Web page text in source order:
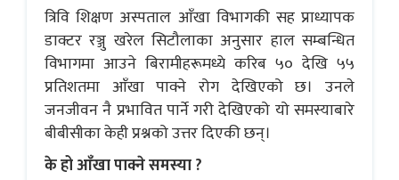
त्रिवि शिक्षण अस्पताल आँखा विभागकी सह प्राध्यापक
डाक्टर रञ्जु खरेल सिटौलाका अनुसार हाल सम्बन्धित
विभागमा आउने बिरामीहरूमध्ये करिब ५० देखि ५५
प्रतिशतमा आँखा पाक्ने रोग देखिएको छ। उनले
जनजीवन नै प्रभावित पार्ने गरी देखिएको यो समस्याबारे
बीबीसीका केही प्रश्नको उत्तर दिएकी छन्।
के हो आँखा पाक्ने समस्या ?